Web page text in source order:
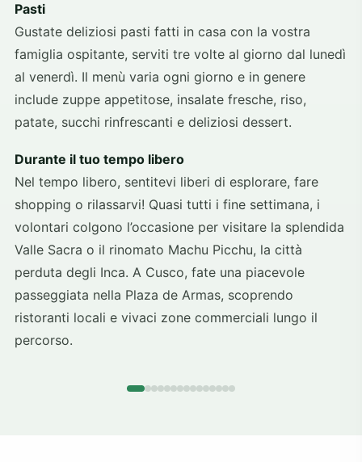
Pasti
Gustate deliziosi pasti fatti in casa con la vostra
famiglia ospitante, serviti tre volte al giorno dal lunedì
al venerdì. Il menù varia ogni giorno e in genere
include zuppe appetitose, insalate fresche, riso,
patate, succhi rinfrescanti e deliziosi dessert.
Durante il tuo tempo libero
Nel tempo libero, sentitevi liberi di esplorare, fare
shopping o rilassarvi! Quasi tutti i fine settimana, i
volontari colgono l’occasione per visitare la splendida
Valle Sacra o il rinomato Machu Picchu, la città
perduta degli Inca. A Cusco, fate una piacevole
passeggiata nella Plaza de Armas, scoprendo
ristoranti locali e vivaci zone commerciali lungo il
percorso.